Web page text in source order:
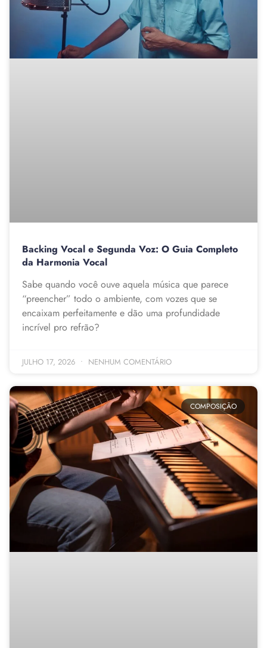
Backing Vocal e Segunda Voz: O Guia Completo
da Harmonia Vocal
Sabe quando você ouve aquela música que parece
“preencher” todo o ambiente, com vozes que se
encaixam perfeitamente e dão uma profundidade
incrível pro refrão?
JULHO 17, 2026 NENHUM COMENTÁRIO
COMPOSIÇÃO